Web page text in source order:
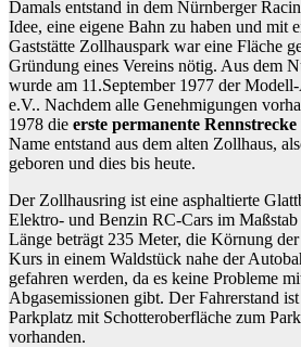
Damals entstand in dem Nürnberger
Idee, eine eigene Bahn zu haben und mit
Gaststätte Zollhauspark war eine Fläche
Gründung eines Vereins nötig. Aus dem
wurde am 11.September 1977 der
e.V.. Nachdem alle Genehmigungen
1978 die erste permanente
Name entstand aus dem alten Zollhaus,
geboren und dies bis heute.
Der Zollhausring ist eine asphaltierte
Elektro- und Benzin RC-Cars im
Länge beträgt 235 Meter, die Körnung
Kurs in einem Waldstück nahe der
gefahren werden, da es keine Probleme
Abgasemissionen gibt. Der Fahrerstand
Parkplatz mit Schotteroberfläche zum
vorhanden.